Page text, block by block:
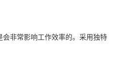
非常影响工作效率的。采用独特